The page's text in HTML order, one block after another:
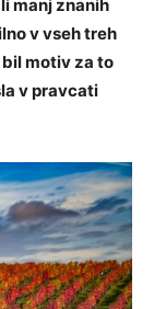
manj znanih
v vseh treh
motiv za to
v pravcati